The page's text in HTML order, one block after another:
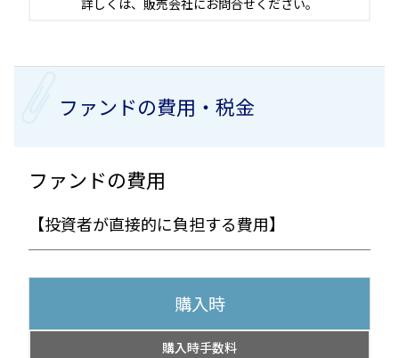
詳しくは、販売会社にお問合せください。
ファンドの費用・税金
ファンドの費用
【投資者が直接的に負担する費用】
購入時
購入時手数料